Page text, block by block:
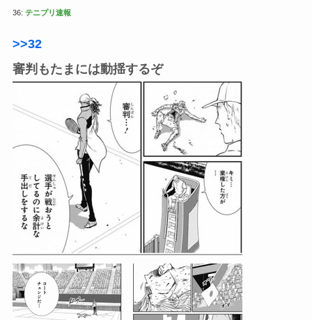
36: テニプリ速報
>>32
審判もたまには動揺するぞ